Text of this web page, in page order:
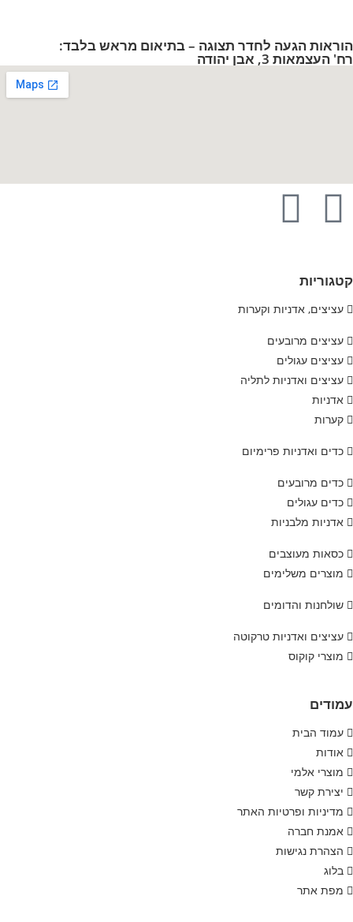
הוראות הגעה לחדר תצוגה – בתיאום מראש בלבד:
רח' העצמאות 3, אבן יהודה
קטגוריות
עציצים, אדניות וקערות
עציצים מרובעים
עציצים עגולים
עציצים ואדניות לתליה
אדניות
קערות
כדים ואדניות פרימיום
כדים מרובעים
כדים עגולים
אדניות מלבניות
כסאות מעוצבים
מוצרים משלימים
שולחנות והדומים
עציצים ואדניות טרקוטה
מוצרי קוקוס
עמודים
עמוד הבית
אודות
מוצרי אלמי
יצירת קשר
מדיניות ופרטיות האתר
אמנת חברה
הצהרת נגישות
בלוג
מפת אתר